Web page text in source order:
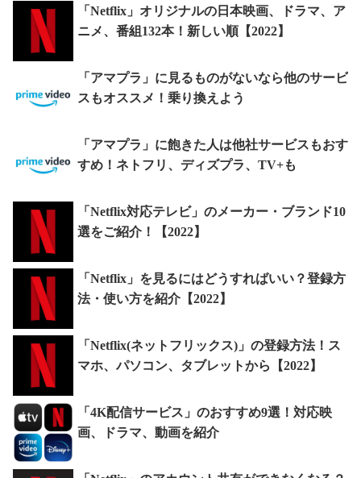
「Netflix」オリジナルの日本映画、ドラマ、ア
ニメ、番組132本！新しい順【2022】
「アマプラ」に見るものがないなら他のサービ
スもオススメ！乗り換えよう
「アマプラ」に飽きた人は他社サービスもおす
すめ！ネトフリ、ディズプラ、TV+も
「Netflix対応テレビ」のメーカー・ブランド10
選をご紹介！【2022】
「Netflix」を見るにはどうすればいい？登録方
法・使い方を紹介【2022】
「Netflix(ネットフリックス)」の登録方法！ス
マホ、パソコン、タブレットから【2022】
「4K配信サービス」のおすすめ9選！対応映
画、ドラマ、動画を紹介